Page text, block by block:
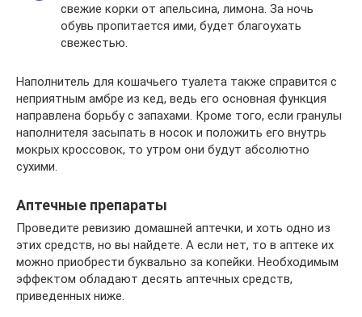
свежие корки от апельсина, лимона. За ночь
обувь пропитается ими, будет благоухать
свежестью.
Наполнитель для кошачьего туалета также справится с
неприятным амбре из кед, ведь его основная функция
направлена борьбу с запахами. Кроме того, если гранулы
наполнителя засыпать в носок и положить его внутрь
мокрых кроссовок, то утром они будут абсолютно
сухими.
Аптечные препараты
Проведите ревизию домашней аптечки, и хоть одно из
этих средств, но вы найдете. А если нет, то в аптеке их
можно приобрести буквально за копейки. Необходимым
эффектом обладают десять аптечных средств,
приведенных ниже.